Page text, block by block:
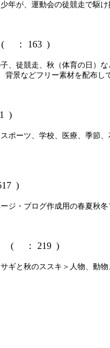
年が、運動会の徒競走で駆け
( ： 163 )
、徒競走、秋（体育の日）
景などフリー素材を配布し
)
ポーツ、学校、医療、季節
)
ジ・ブログ作成用の春夏秋
( ： 219 )
ギと秋のススキ＞人物、動